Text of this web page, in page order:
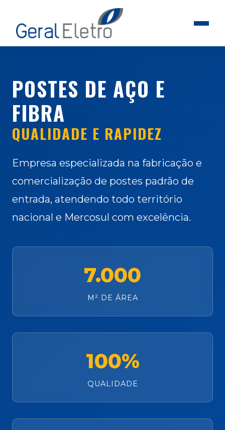
POSTES DE AÇO E
FIBRA
QUALIDADE E RAPIDEZ
Empresa especializada na fabricação e
comercialização de postes padrão de
entrada, atendendo todo território
nacional e Mercosul com excelência.
7.000
M² DE ÁREA
100%
QUALIDADE